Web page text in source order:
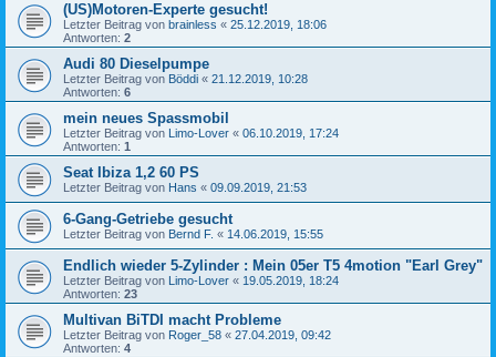
(US)Motoren-Experte gesucht!
Letzter Beitrag von brainless « 25.12.2019, 18:06
Antworten: 2
Audi 80 Dieselpumpe
Letzter Beitrag von Böddi « 21.12.2019, 10:28
Antworten: 6
mein neues Spassmobil
Letzter Beitrag von Limo-Lover « 06.10.2019, 17:24
Antworten: 1
Seat Ibiza 1,2 60 PS
Letzter Beitrag von Hans « 09.09.2019, 21:53
6-Gang-Getriebe gesucht
Letzter Beitrag von Bernd F. « 14.06.2019, 15:55
Endlich wieder 5-Zylinder : Mein 05er T5 4motion "Earl Grey"
Letzter Beitrag von Limo-Lover « 19.05.2019, 18:24
Antworten: 23
Multivan BiTDI macht Probleme
Letzter Beitrag von Roger_58 « 27.04.2019, 09:42
Antworten: 4